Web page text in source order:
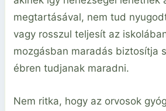
megtartásával, nem tud
vagy rosszul teljesít az
mozgásban maradás biztosítja
ébren tudjanak maradni.
Nem ritka, hogy az orvosok